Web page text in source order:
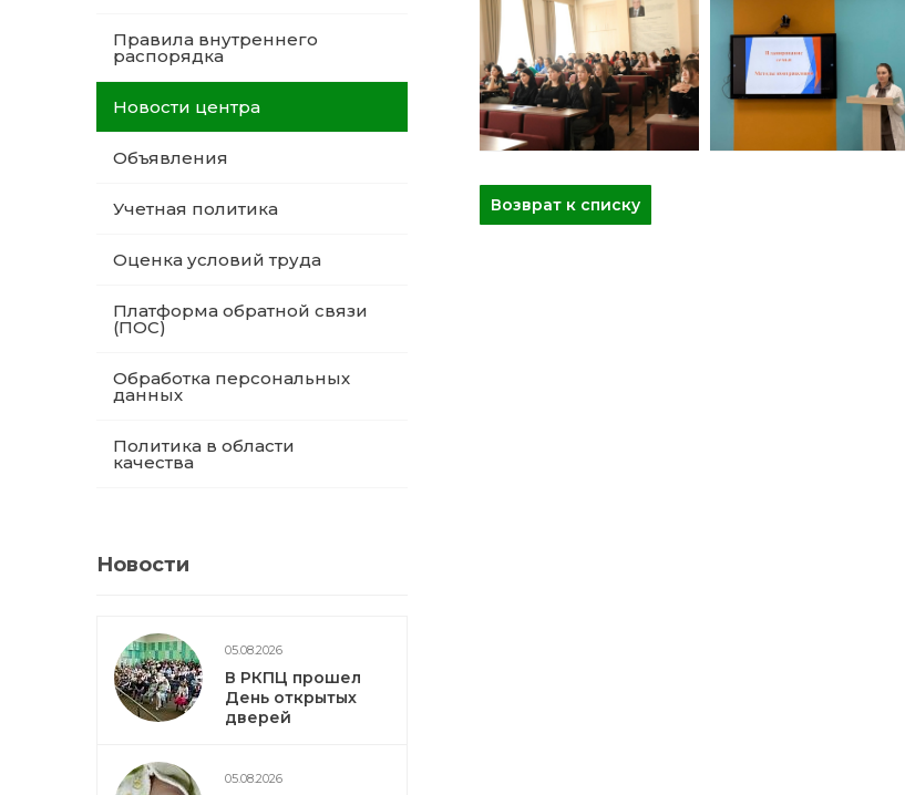
Правила внутреннего
распорядка
Новости центра
Объявления
Учетная политика
Оценка условий труда
Платформа обратной связи
(ПОС)
Обработка персональных
данных
Политика в области
качества
Новости
05.08.2026
В РКПЦ прошел
День открытых
дверей
05.08.2026
Возврат к списку